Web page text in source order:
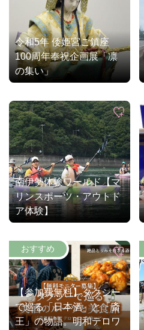
令和5年 倭姫宮ご鎮座
100周年奉祝企画展「凛
の集い」
南伊勢体験ワールド【マ
リンスポーツ・アウトド
ア体験】
【参加費無料】タクシー
で巡る「日本酒」と「斎
王」の物語。明和テロワ